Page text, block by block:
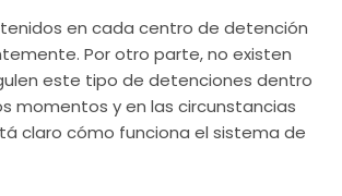
en cada centro de detención
Por otro parte, no existen
este tipo de detenciones dentro
momentos y en las circunstancias
claro cómo funciona el sistema de